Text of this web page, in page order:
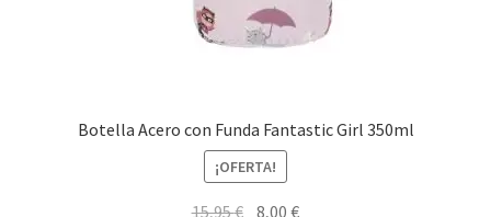
Botella Acero con Funda Fantastic Girl 350ml
¡OFERTA!
15,95€ El8,00€El